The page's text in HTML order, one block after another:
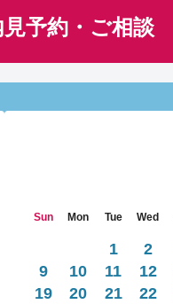
予約・ご相談
Sun Mon Tue Wed
1 2
9
10 11 12
19
20 21 22